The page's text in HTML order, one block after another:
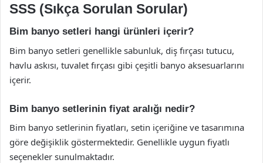
SSS (Sıkça Sorulan Sorular)
Bim banyo setleri hangi ürünleri içerir?
Bim banyo setleri genellikle sabunluk, diş fırçası tutucu,
havlu askısı, tuvalet fırçası gibi çeşitli banyo aksesuarlarını
içerir.
Bim banyo setlerinin fiyat aralığı nedir?
Bim banyo setlerinin fiyatları, setin içeriğine ve tasarımına
göre değişiklik göstermektedir. Genellikle uygun fiyatlı
seçenekler sunulmaktadır.